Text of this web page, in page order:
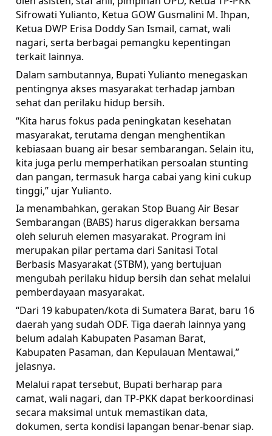
Sifrowati Yulianto, Ketua GOW Gusmalini M. Ihpan,
Ketua DWP Erisa Doddy San Ismail, camat, wali
nagari, serta berbagai pemangku kepentingan
terkait lainnya.
Dalam sambutannya, Bupati Yulianto menegaskan
pentingnya akses masyarakat terhadap jamban
sehat dan perilaku hidup bersih.
“Kita harus fokus pada peningkatan kesehatan
masyarakat, terutama dengan menghentikan
kebiasaan buang air besar sembarangan. Selain itu,
kita juga perlu memperhatikan persoalan stunting
dan pangan, termasuk harga cabai yang kini cukup
tinggi,” ujar Yulianto.
Ia menambahkan, gerakan Stop Buang Air Besar
Sembarangan (BABS) harus digerakkan bersama
oleh seluruh elemen masyarakat. Program ini
merupakan pilar pertama dari Sanitasi Total
Berbasis Masyarakat (STBM), yang bertujuan
mengubah perilaku hidup bersih dan sehat melalui
pemberdayaan masyarakat.
“Dari 19 kabupaten/kota di Sumatera Barat, baru 16
daerah yang sudah ODF. Tiga daerah lainnya yang
belum adalah Kabupaten Pasaman Barat,
Kabupaten Pasaman, dan Kepulauan Mentawai,”
jelasnya.
Melalui rapat tersebut, Bupati berharap para
camat, wali nagari, dan TP-PKK dapat berkoordinasi
secara maksimal untuk memastikan data,
dokumen, serta kondisi lapangan benar-benar siap.